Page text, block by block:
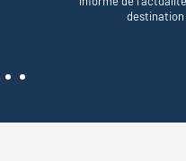
destination